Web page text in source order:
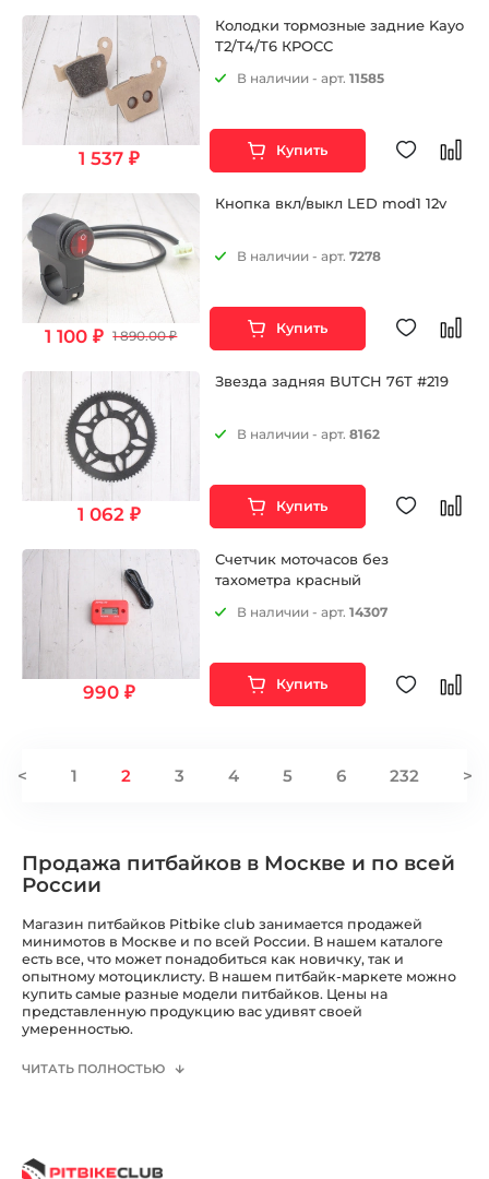
1 537 ₽
Колодки тормозные задние Kayo
T2/T4/T6 КРОСС
В наличии - арт.11585
Купить
1 100 ₽ 1 890.00 ₽
Кнопка вкл/выкл LED mod1 12v
В наличии - арт.7278
Купить
1 062 ₽
Звезда задняя BUTCH 76T #219
В наличии - арт.8162
Купить
990 ₽
Счетчик моточасов без
тахометра красный
В наличии - арт.14307
Купить
< 1 2 3 4 5 6 232 >
Продажа питбайков в Москве и по всей
России
Магазин питбайков Pitbike club занимается продажей
минимотов в Москве и по всей России. В нашем каталоге
есть все, что может понадобиться как новичку, так и
опытному мотоциклисту. В нашем питбайк-маркете можно
купить самые разные модели питбайков. Цены на
представленную продукцию вас удивят своей
умеренностью.
ЧИТАТЬ ПОЛНОСТЬЮ